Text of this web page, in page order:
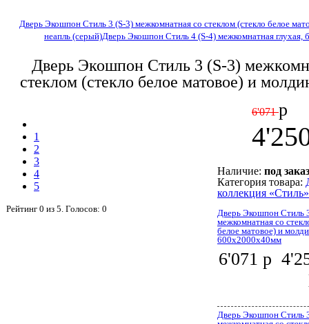
Дверь Экошпон Стиль 3 (S-3) межкомнатная со стеклом (стекло белое
неапль (серый)Дверь Экошпон Стиль 4 (S-4) межкомнатная глухая,
Дверь Экошпон Стиль 3 (S-3)
стеклом (стекло белое матовое) и
1
2
3
4
5
Рейтинг 0 из 5. Голосов: 0
6'071р
Наличие: под заказ
Категория товара:
коллекция «Cтиль»
Дверь Экошпон Стиль
межкомнатная со
белое матовое) и
600x2000x40мм
6'071 р
Дверь Экошпон Стиль